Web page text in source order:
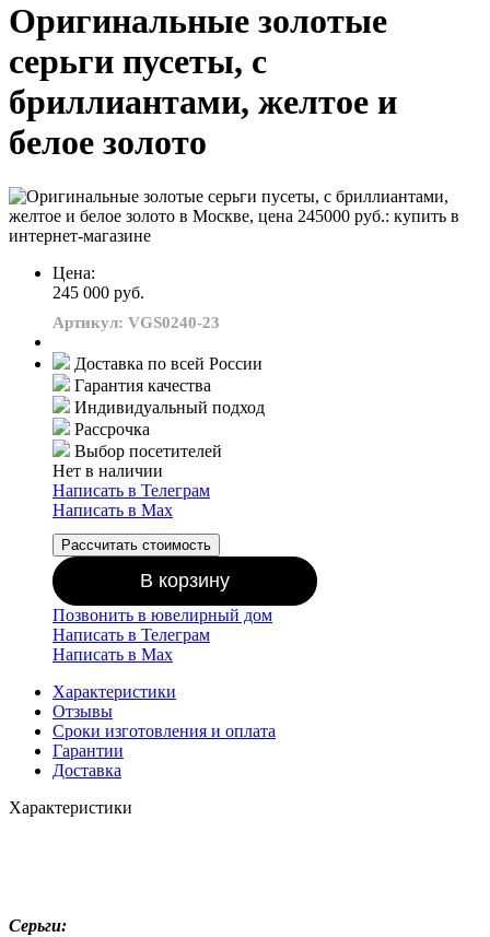
Оригинальные золотые
серьги пусеты, с
бриллиантами, желтое и
белое золото
Цена:
245 000 руб.
Артикул: VGS0240-23
Доставка по всей России
Гарантия качества
Индивидуальный подход
Рассрочка
Выбор посетителей
Нет в наличии
Написать в Телеграм
Написать в Мах
Рассчитать стоимость
В корзину
Позвонить в ювелирный дом
Написать в Телеграм
Написать в Мах
Характеристики
Отзывы
Сроки изготовления и оплата
Гарантии
Доставка
Характеристики
Серьги: